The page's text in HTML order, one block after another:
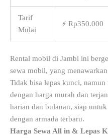
Tarif
Mulai
⚡ Rp350.000
Rental mobil di Jambi ini
sewa mobil, yang
Tidak bisa lepas kunci,
dengan harga murah dan
harian dan bulanan, siap
dengan armada terbaru.
Harga Sewa All in & Lepas